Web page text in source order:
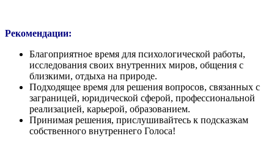
Рекомендации:
Благоприятное время для психологической работы,
исследования своих внутренних миров, общения с
близкими, отдыха на природе.
Подходящее время для решения вопросов, связанных с
заграницей, юридической сферой, профессиональной
реализацией, карьерой, образованием.
Принимая решения, прислушивайтесь к подсказкам
собственного внутреннего Голоса!